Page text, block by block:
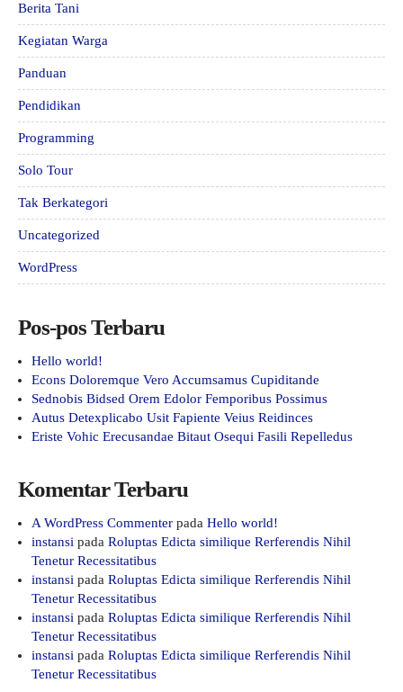
Berita Tani
Kegiatan Warga
Panduan
Pendidikan
Programming
Solo Tour
Tak Berkategori
Uncategorized
WordPress
Pos-pos Terbaru
Hello world!
Econs Doloremque Vero Accumsamus Cupiditande
Sednobis Bidsed Orem Edolor Femporibus Possimus
Autus Detexplicabo Usit Fapiente Veius Reidinces
Eriste Vohic Erecusandae Bitaut Osequi Fasili Repelledus
Komentar Terbaru
A WordPress Commenter pada Hello world!
instansi pada Roluptas Edicta similique Rerferendis Nihil
Tenetur Recessitatibus
instansi pada Roluptas Edicta similique Rerferendis Nihil
Tenetur Recessitatibus
instansi pada Roluptas Edicta similique Rerferendis Nihil
Tenetur Recessitatibus
instansi pada Roluptas Edicta similique Rerferendis Nihil
Tenetur Recessitatibus